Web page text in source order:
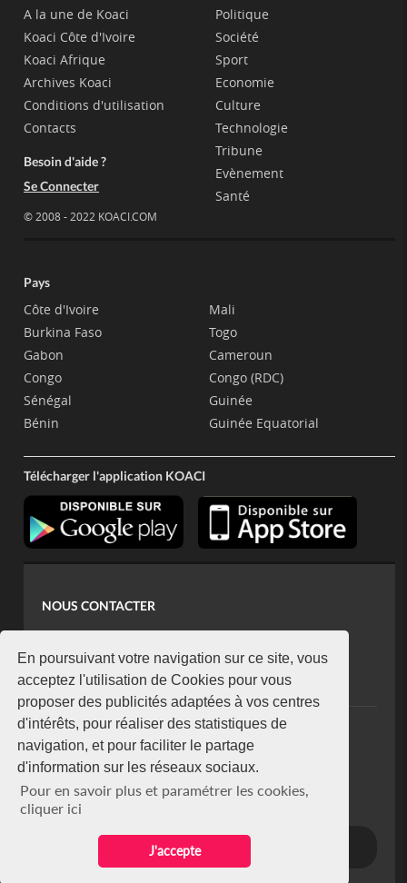
En poursuivant votre navigation sur ce site, vous
acceptez l'utilisation de Cookies pour vous
proposer des publicités adaptées à vos centres
d'intérêts, pour réaliser des statistiques de
navigation, et pour faciliter le partage
d'information sur les réseaux sociaux.
Pour en savoir plus et paramétrer les cookies,
cliquer ici
J'accepte
A la une de Koaci
Koaci Côte d'Ivoire
Koaci Afrique
Archives Koaci
Conditions d'utilisation
Contacts
Besoin d'aide ?
Se Connecter
© 2008 - 2022 KOACI.COM
Politique
Société
Sport
Economie
Culture
Technologie
Tribune
Evènement
Santé
Pays
Côte d'Ivoire
Burkina Faso
Gabon
Congo
Sénégal
Bénin
Mali
Togo
Cameroun
Congo (RDC)
Guinée
Guinée Equatorial
Télécharger l'application KOACI
NOUS CONTACTER
koaci@yahoo.fr
+225 07 08 85 52 93
NEWSLETTER
Restez connecté via notre newsletter
S'abonner
Se désabonner